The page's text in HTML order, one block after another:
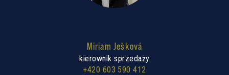
Miriam Ješková
kierownik sprzedaży
+420 603 590 412